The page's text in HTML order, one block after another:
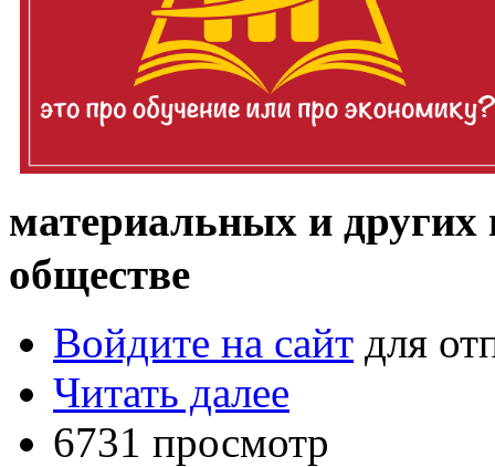
материальных и
обществе
Войдите на сайт для
Читать далее
6731 просмотр